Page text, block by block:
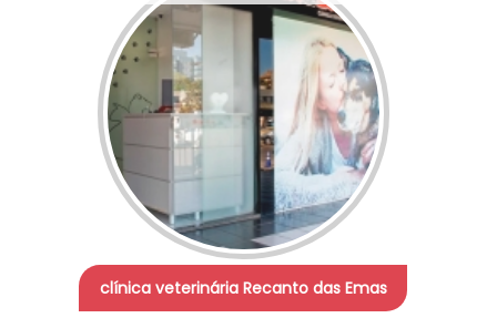
clínica veterinária Recanto das Emas